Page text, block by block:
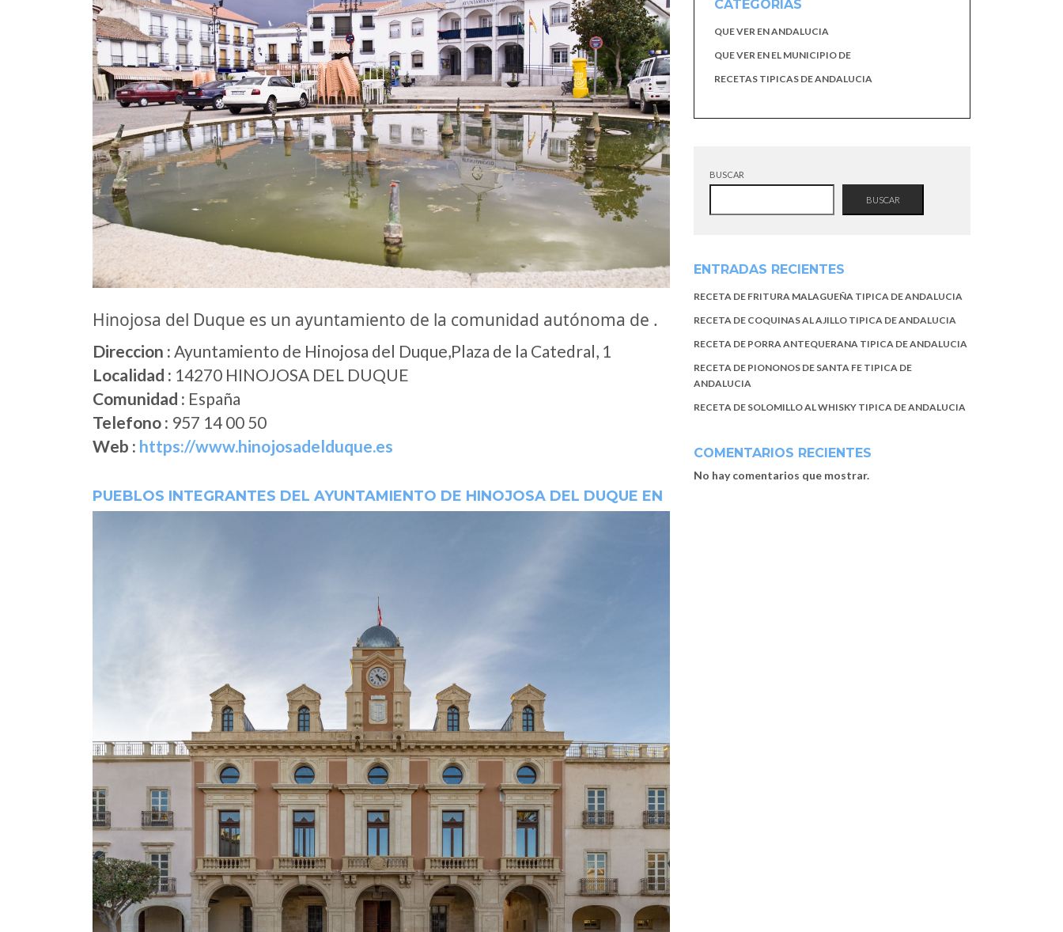
Hinojosa del Duque es un ayuntamiento de la comunidad autónoma de .
Direccion : Ayuntamiento de Hinojosa del Duque,Plaza de la Catedral, 1
Localidad : 14270 HINOJOSA DEL DUQUE
Comunidad : España
Telefono : 957 14 00 50
Web : https://www.hinojosadelduque.es
PUEBLOS INTEGRANTES DEL AYUNTAMIENTO DE HINOJOSA DEL DUQUE EN
CATEGORÍAS
QUE VER EN ANDALUCIA
QUE VER EN EL MUNICIPIO DE
RECETAS TIPICAS DE ANDALUCIA
BUSCAR
BUSCAR
ENTRADAS RECIENTES
RECETA DE FRITURA MALAGUEÑA TIPICA DE ANDALUCIA
RECETA DE COQUINAS AL AJILLO TIPICA DE ANDALUCIA
RECETA DE PORRA ANTEQUERANA TIPICA DE ANDALUCIA
RECETA DE PIONONOS DE SANTA FE TIPICA DE
ANDALUCIA
RECETA DE SOLOMILLO AL WHISKY TIPICA DE ANDALUCIA
COMENTARIOS RECIENTES
No hay comentarios que mostrar.